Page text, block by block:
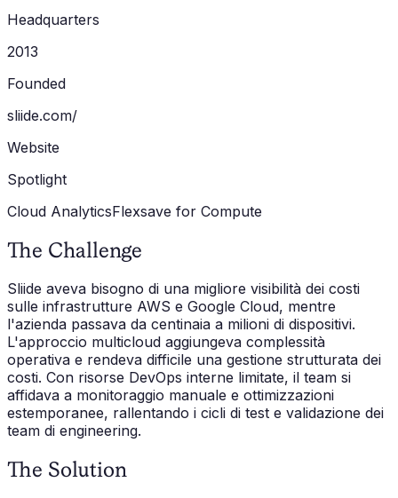
Headquarters
2013
Founded
sliide.com/
Website
Spotlight
Cloud AnalyticsFlexsave for Compute
The Challenge
Sliide aveva bisogno di una migliore visibilità dei costi
sulle infrastrutture AWS e Google Cloud, mentre
l'azienda passava da centinaia a milioni di dispositivi.
L'approccio multicloud aggiungeva complessità
operativa e rendeva difficile una gestione strutturata dei
costi. Con risorse DevOps interne limitate, il team si
affidava a monitoraggio manuale e ottimizzazioni
estemporanee, rallentando i cicli di test e validazione dei
team di engineering.
The Solution